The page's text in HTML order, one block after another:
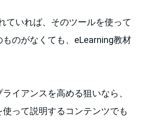
ていれば、そのツールを使って
のがなくても、eLearning教材
イアンスを高める狙いなら、
って説明するコンテンツでも